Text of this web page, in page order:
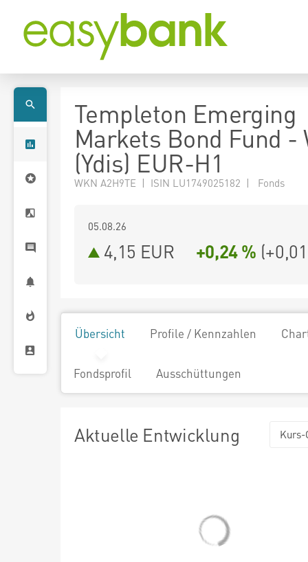
Templeton Emerging
Markets Bond Fund -
(Ydis) EUR-H1
WKN A2H9TE | ISIN LU1749025182 | Fonds
05.08.26
4,15 EUR +0,24 % (+0,01
Übersicht Profile / Kennzahlen
Fondsprofil Ausschüttungen
Aktuelle Entwicklung Kurs-